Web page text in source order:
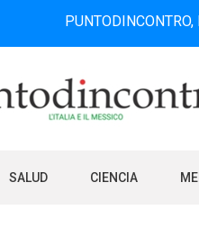
PUNTODINCONTRO, EL
SALUD CIENCIA